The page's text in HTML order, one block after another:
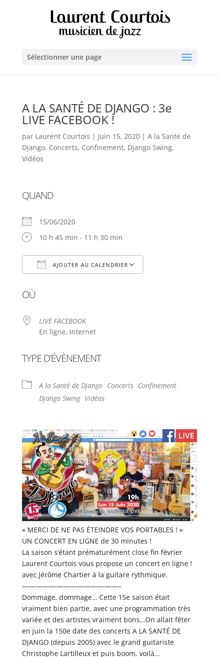
Sélectionner une page
A LA SANTÉ DE DJANGO : 3e
LIVE FACEBOOK !
par Laurent Courtois | Juin 15, 2020| A la Santé de
Django, Concerts, Confinement, Django Swing,
Vidéos
QUAND
15/06/2020
10 h 45 min - 11 h 30 min
AJOUTER AU CALENDRIER
OÙ
LIVE FACEBOOK
En ligne, Internet
TYPE D’ÉVÈNEMENT
A la Santé de Django Concerts Confinement
Django Swing Vidéos
« MERCI DE NE PAS ÉTEINDRE VOS PORTABLES ! »
UN CONCERT EN LIGNE de 30 minutes !
La saison s’étant prématurément close fin février
Laurent Courtois vous propose un concert en ligne !
avec Jérôme Chartier à la guitare rythmique.
——————————————–
Dommage, dommage… Cette 15e saison était
vraiment bien partie, avec une programmation très
variée et des artistes vraiment bons…On allait fêter
en juin la 150e date des concerts A LA SANTÉ DE
DJANGO (depuis 2005) avec le grand guitariste
Christophe Lartilleux et puis boom, voilà…